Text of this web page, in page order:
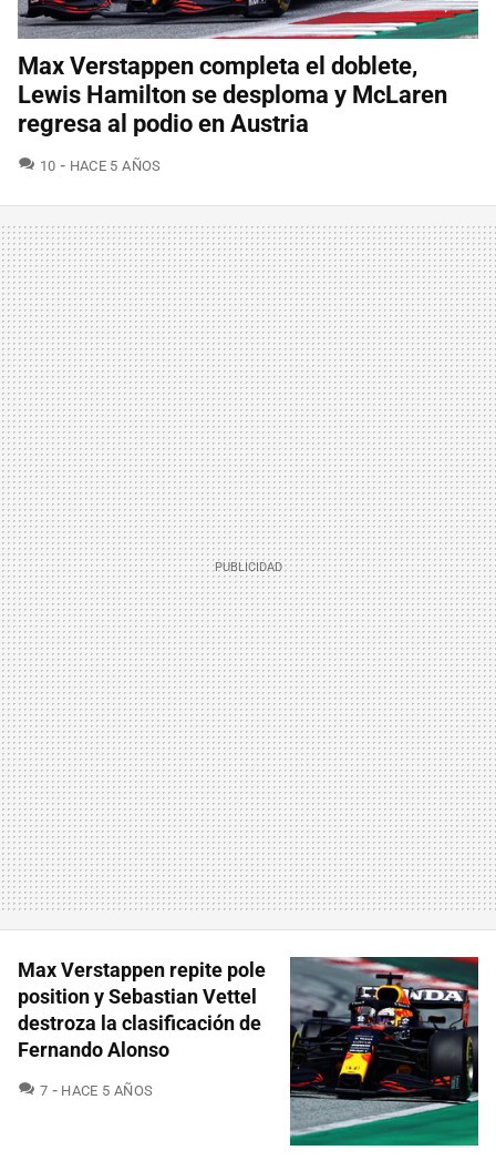
Max Verstappen completa el doblete,
Lewis Hamilton se desploma y McLaren
regresa al podio en Austria
10 COMENTARIOS
HACE 5 AÑOS
Max Verstappen repite pole
position y Sebastian Vettel
destroza la clasificación de
Fernando Alonso
7 COMENTARIOS
HACE 5 AÑOS